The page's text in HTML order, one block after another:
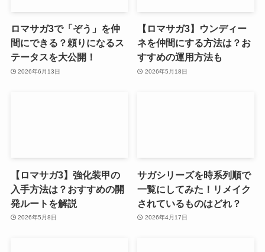
ロマサガ3で「ぞう」を仲
間にできる？頼りになるス
テータスを大公開！
2026年6月13日
【ロマサガ3】ウンディー
ネを仲間にする方法は？お
すすめの運用方法も
2026年5月18日
【ロマサガ3】強化装甲の
入手方法は？おすすめの開
発ルートを解説
2026年5月8日
サガシリーズを時系列順で
一覧にしてみた！リメイク
されているものはどれ？
2026年4月17日